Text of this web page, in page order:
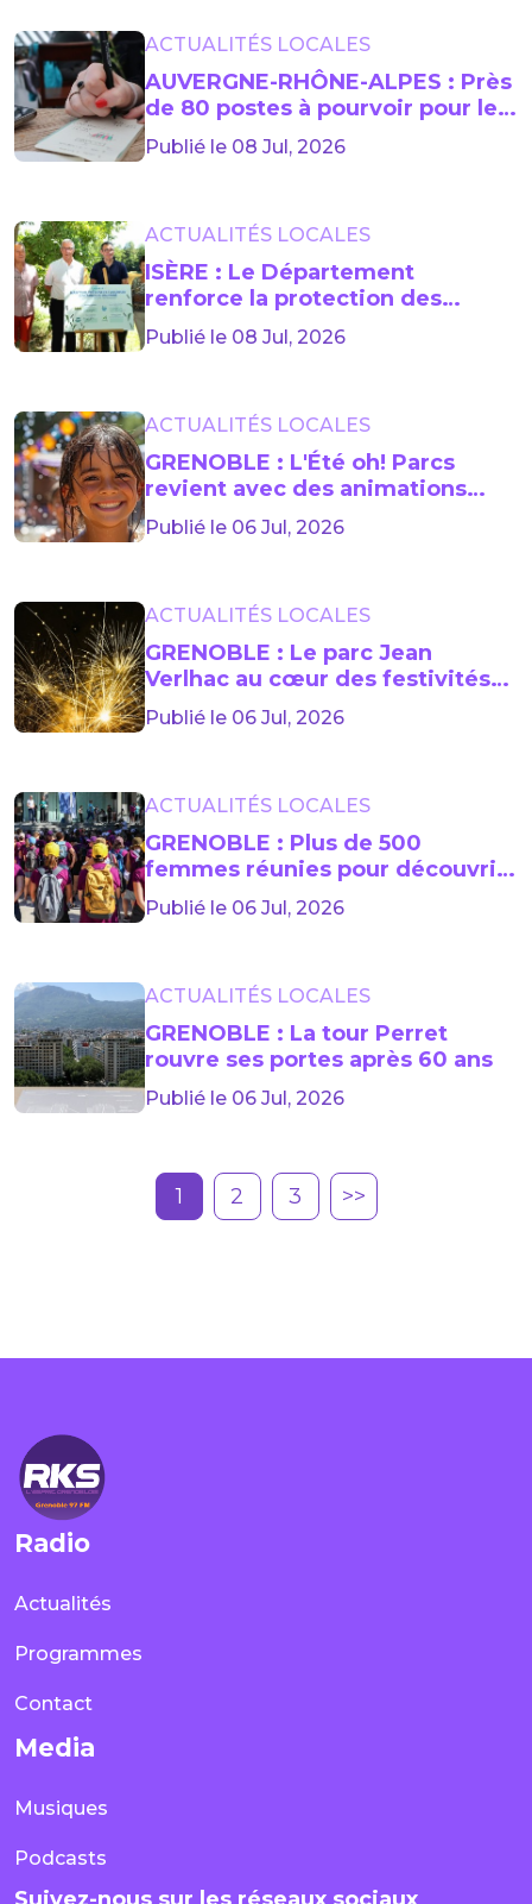
ACTUALITÉS LOCALES
AUVERGNE-RHÔNE-ALPES : Près
de 80 postes à pourvoir pour les
jobs d'été
Publié le 08 Jul, 2026
ACTUALITÉS LOCALES
ISÈRE : Le Département
renforce la protection des
étangs du Dauphiné
Publié le 08 Jul, 2026
ACTUALITÉS LOCALES
GRENOBLE : L'Été oh! Parcs
revient avec des animations
gratuites
Publié le 06 Jul, 2026
ACTUALITÉS LOCALES
GRENOBLE : Le parc Jean
Verlhac au cœur des festivités
du 14 juillet
Publié le 06 Jul, 2026
ACTUALITÉS LOCALES
GRENOBLE : Plus de 500
femmes réunies pour découvrir
les métiers du BTP
Publié le 06 Jul, 2026
ACTUALITÉS LOCALES
GRENOBLE : La tour Perret
rouvre ses portes après 60 ans
Publié le 06 Jul, 2026
1 2 3 >>
Radio
Actualités
Programmes
Contact
Media
Musiques
Podcasts